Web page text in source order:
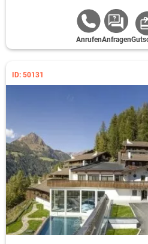
AnrufenAnfragen
ID: 50131